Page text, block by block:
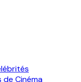
Cinéma